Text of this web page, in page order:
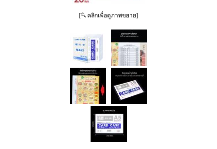
[ คลิกเพื่อดูภาพขยาย]